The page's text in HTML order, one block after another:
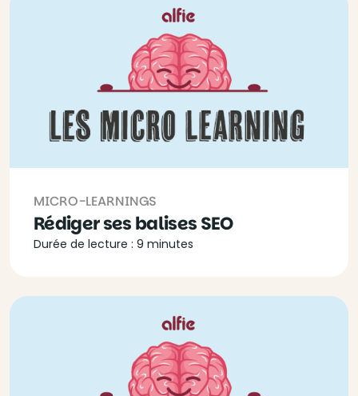
MICRO-LEARNINGS
Rédiger ses balises SEO
Durée de lecture : 9 minutes